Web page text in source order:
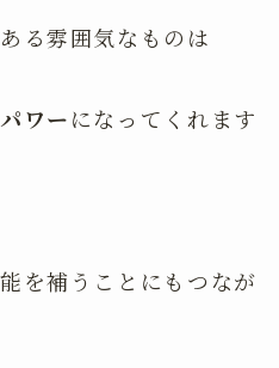
る雰囲気なものは
ワーになってくれます
を補うことにもつなが